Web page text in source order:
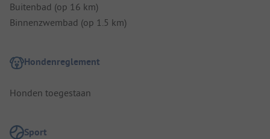
Buitenbad (op 16 km)
Binnenzwembad (op 1.5 km)
Hondenreglement
Honden toegestaan
Sport